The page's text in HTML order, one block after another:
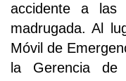
accidente a
madrugada. Al
Móvil de
la Gerencia de